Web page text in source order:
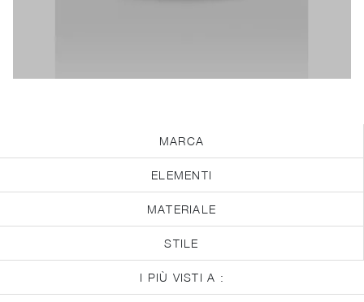
MARCA
ELEMENTI
MATERIALE
STILE
I PIÙ VISTI A :